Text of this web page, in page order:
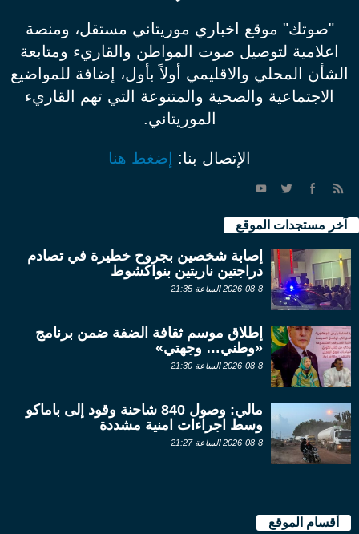
"صوتك" موقع اخباري موريتاني مستقل، ومنصة
اعلامية لتوصيل صوت المواطن والقاريء ومتابعة
الشأن المحلي والاقليمي أولاً بأول، إضافة للمواضيع
الاجتماعية والصحية والمتنوعة التي تهم القاريء
الموريتاني.
الإتصال بنا: إضغط هنا
آخر مستجدات الموقع
إصابة شخصين بجروح خطيرة في تصادم
دراجتين ناريتين بنواكشوط
2026-08-8 الساعة 21:35
إطلاق موسم ثقافة الضفة ضمن برنامج
«وطني… وجهتي»
2026-08-8 الساعة 21:30
مالي: وصول 840 شاحنة وقود إلى باماكو
وسط اجراءات امنية مشددة
2026-08-8 الساعة 21:27
أقسام الموقع